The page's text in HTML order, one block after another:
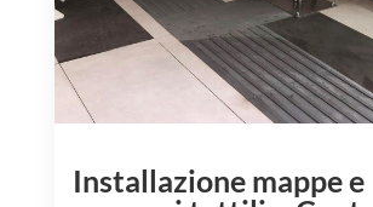
Installazione mappe e